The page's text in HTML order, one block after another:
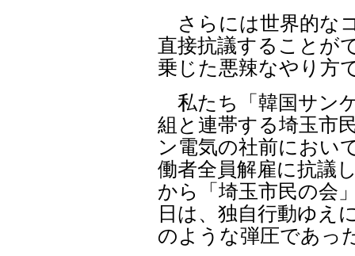
さらには世界的な
直接抗議することが
乗じた悪辣なやり方
私たち「韓国サン
組と連帯する埼玉市
ン電気の社前におい
働者全員解雇に抗議
から「埼玉市民の会
日は、独自行動ゆえ
のような弾圧であっ